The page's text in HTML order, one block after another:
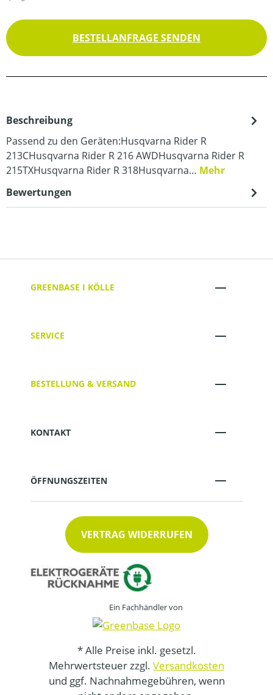
BESTELLANFRAGE SENDEN
Beschreibung
Passend zu den Geräten:Husqvarna Rider R
213CHusqvarna Rider R 216 AWDHusqvarna Rider R
215TXHusqvarna Rider R 318Husqvarna… Mehr
Bewertungen
GREENBASE I KÖLLE
SERVICE
BESTELLUNG & VERSAND
KONTAKT
ÖFFNUNGSZEITEN
VERTRAG WIDERRUFEN
Ein Fachhändler von
* Alle Preise inkl. gesetzl.
Mehrwertsteuer zzgl. Versandkosten
und ggf. Nachnahmegebühren, wenn